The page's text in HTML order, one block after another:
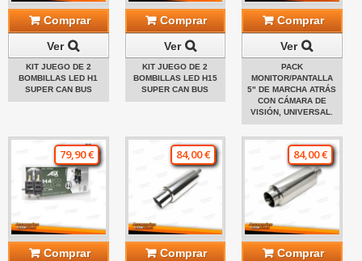
Comprar
Ver
KIT JUEGO DE 2
BOMBILLAS LED H1
SUPER CAN BUS
Comprar
Ver
KIT JUEGO DE 2
BOMBILLAS LED H15
SUPER CAN BUS
Comprar
Ver
PACK
MONITOR/PANTALLA
5" DE MARCHA ATRÁS
CON CÁMARA DE
VISIÓN, UNIVERSAL.
79,90 €
Comprar
84,00 €
Comprar
84,00 €
Comprar